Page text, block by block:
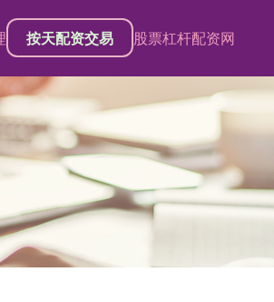
按天配资交易 股票杠杆配资网